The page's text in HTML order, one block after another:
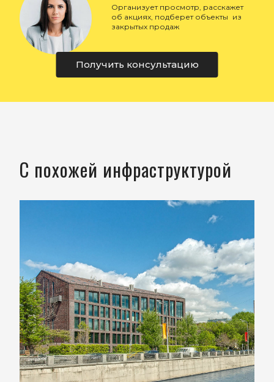
Организует просмотр, расскажет
об акциях, подберет объекты из
закрытых продаж
Получить консультацию
С похожей инфраструктурой